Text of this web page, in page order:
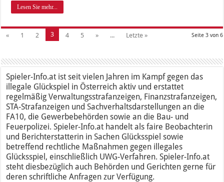
Lesen Sie mehr...
Seite 3 von 6
« 1 2 3 4 5 » ... Letzte »
Spieler-Info.at ist seit vielen Jahren im Kampf gegen das
illegale Glückspiel in Österreich aktiv und erstattet
regelmäßig Verwaltungsstrafanzeigen, Finanzstrafanzeigen,
STA-Strafanzeigen und Sachverhaltsdarstellungen an die
FA10, die Gewerbebehörden sowie an die Bau- und
Feuerpolizei. Spieler-Info.at handelt als faire Beobachterin
und Berichterstatterin in Sachen Glücksspiel sowie
betreffend rechtliche Maßnahmen gegen illegales
Glücksspiel, einschließlich UWG-Verfahren. Spieler-Info.at
steht diesbezüglich auch Behörden und Gerichten gerne für
deren schriftliche Anfragen zur Verfügung.